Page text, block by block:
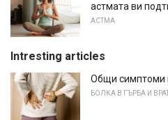
астмата ви
АСТМА
Intresting articles
Общи симптоми
БОЛКА В ГЪРБА И